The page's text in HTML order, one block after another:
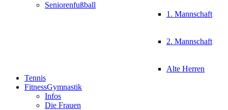
Seniorenfußball
1. Mannschaft
2. Mannschaft
Alte Herren
Tennis
FitnessGymnastik
Infos
Die Frauen